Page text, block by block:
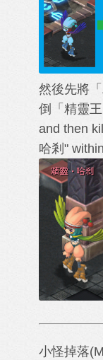
然後先將
倒「精靈王
and then
哈剎 "
小怪掉落